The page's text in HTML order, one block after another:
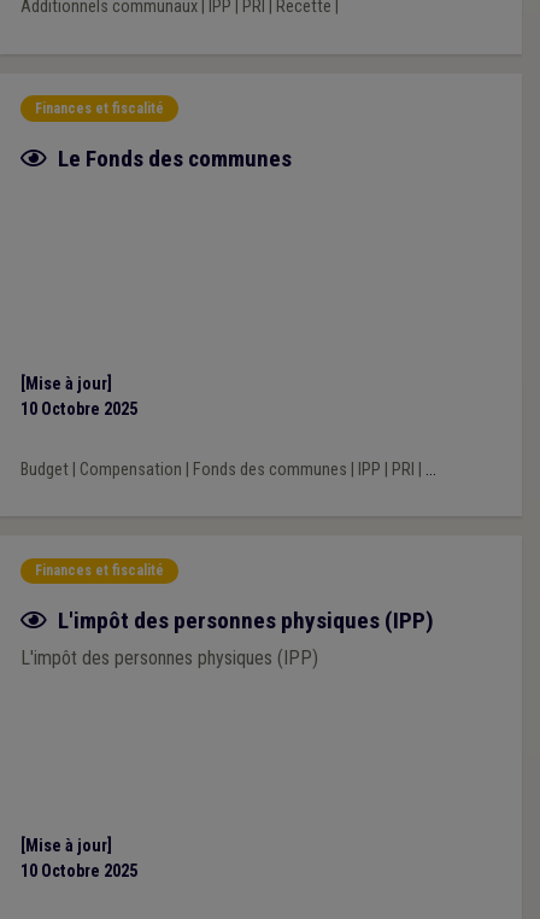
Additionnels communaux| IPP PRI Recette
Finances et fiscalité
Fiche focus
Le Fonds des communes
[Mise à jour]
10 Octobre 2025
Budget| Compensation Fonds des communes IPP PRI ...
Finances et fiscalité
Fiche focus
L'impôt des personnes physiques (IPP)
L'impôt des personnes physiques (IPP)
[Mise à jour]
10 Octobre 2025